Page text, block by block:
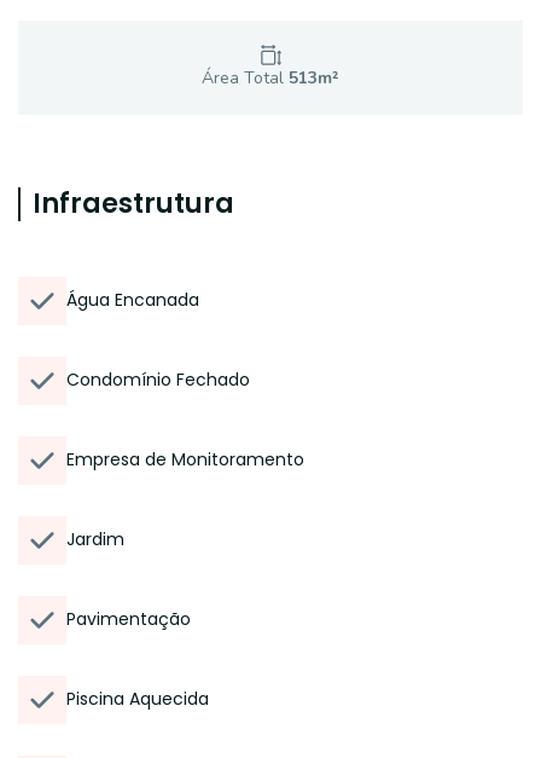
Área Total 513m²
Infraestrutura
Água Encanada
Condomínio Fechado
Empresa de Monitoramento
Jardim
Pavimentação
Piscina Aquecida